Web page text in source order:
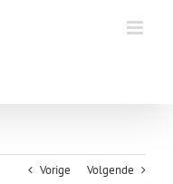
Vorige Volgende